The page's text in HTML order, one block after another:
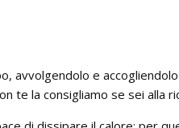
avvolgendolo e
te la consigliamo se sei alla